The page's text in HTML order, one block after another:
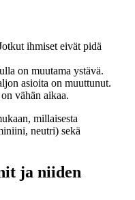
ihmiset eivät pidä
on muutama ystävä.
asioita on muuttunut.
vähän aikaa.
millaisesta
neutri) sekä
ja niiden